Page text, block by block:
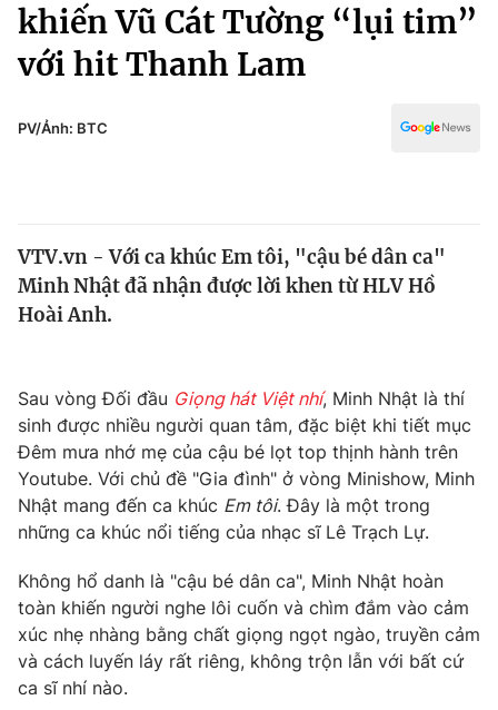
Chính trị
Xã hội
Pháp luật
Thế giới
Tin tức
Câu chuyện quốc tế
Kinh tế
Thị trường
Góc doanh nghiệp
Dữ liệu và đời sống
Truyền hình
Phim VTV
Hậu trường
Nhân vật
Khán giả
Giải sao mai
Giải trí
Điện ảnh
Âm nhạc
Sao
Đời sống
Du lịch
Làm đẹp
Giáo dục
Tuyển sinh
Truyền hình
Văn hóa - Giải trí
khiến Vũ Cát Tường “lụi tim”
với hit Thanh Lam
PV/Ảnh: BTC
VTV.vn - Với ca khúc Em tôi, "cậu bé dân ca"
Minh Nhật đã nhận được lời khen từ HLV Hồ
Hoài Anh.
Sau vòng Đối đầu Giọng hát Việt nhí, Minh Nhật là thí
sinh được nhiều người quan tâm, đặc biệt khi tiết mục
Đêm mưa nhớ mẹ của cậu bé lọt top thịnh hành trên
Youtube. Với chủ đề "Gia đình" ở vòng Minishow, Minh
Nhật mang đến ca khúc Em tôi. Đây là một trong
những ca khúc nổi tiếng của nhạc sĩ Lê Trạch Lự.
Không hổ danh là "cậu bé dân ca", Minh Nhật hoàn
toàn khiến người nghe lôi cuốn và chìm đắm vào cảm
xúc nhẹ nhàng bằng chất giọng ngọt ngào, truyền cảm
và cách luyến láy rất riêng, không trộn lẫn với bất cứ
ca sĩ nhí nào.